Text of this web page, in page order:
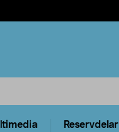
Reservdelar